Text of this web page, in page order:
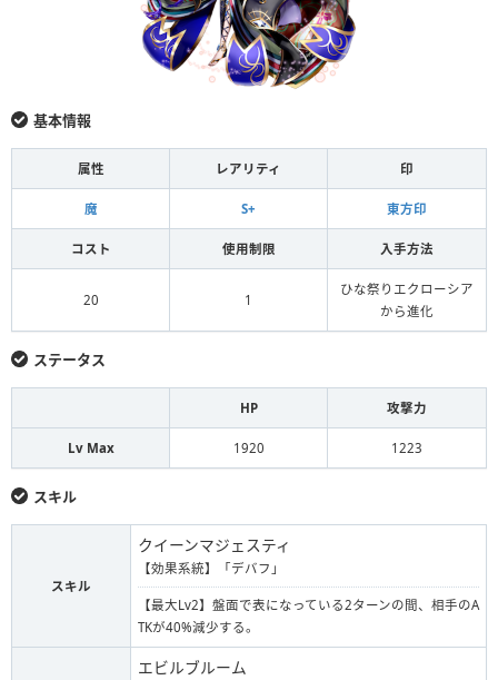
基本情報
属性 レアリティ 印
魔 S+ 東方印
コスト 使用制限 入手方法
20 1
ひな祭りエクローシア
から進化
ステータス
HP 攻撃力
Lv Max 1920 1223
スキル
スキル
クイーンマジェスティ
【効果系統】「デバフ」
【最大Lv2】盤面で表になっている2ターンの間、相手のA
TKが40%減少する。
エビルブルーム